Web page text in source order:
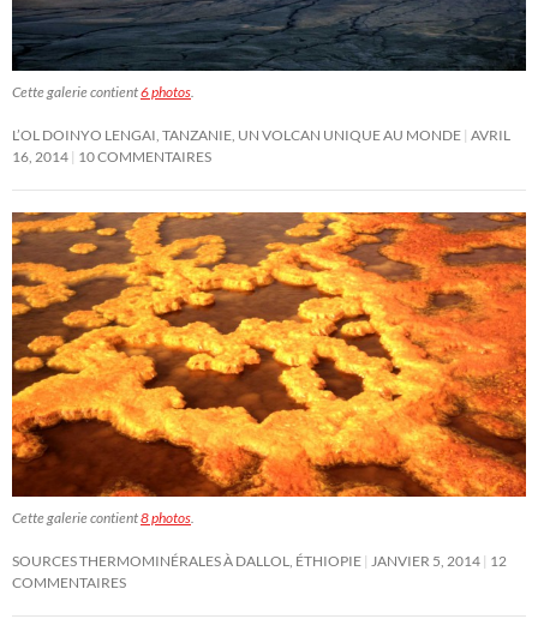
Cette galerie contient6 photos.
L’OL DOINYO LENGAI, TANZANIE, UN VOLCAN UNIQUE AU MONDE AVRIL
16, 2014 10 COMMENTAIRES
Cette galerie contient8 photos.
SOURCES THERMOMINÉRALES À DALLOL, ÉTHIOPIE JANVIER 5, 2014 12
COMMENTAIRES